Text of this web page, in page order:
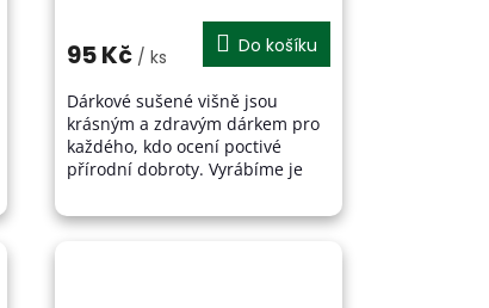
95 Kč / ks Do košíku
Dárkové sušené višně jsou
krásným a zdravým dárkem pro
každého, kdo ocení poctivé
přírodní dobroty. Vyrábíme je
a šetrným sušením v nich...